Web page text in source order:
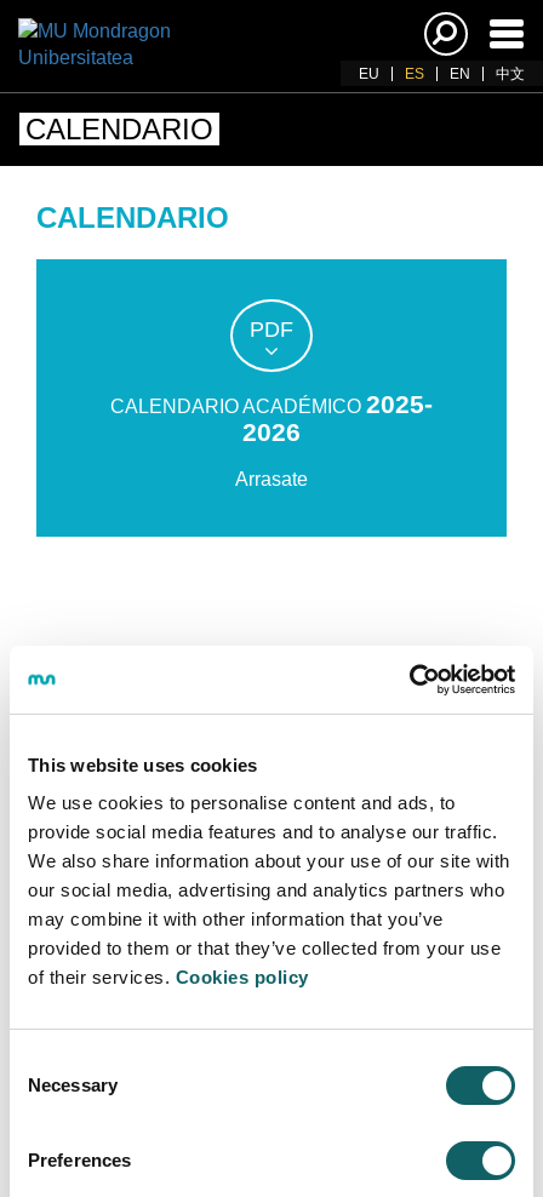
This website uses cookies
We use cookies to personalise content and ads, to
provide social media features and to analyse our traffic.
We also share information about your use of our site with
our social media, advertising and analytics partners who
may combine it with other information that you’ve
provided to them or that they’ve collected from your use
of their services. Cookies policy
Selection
Necessary
Preferences
EU ES EN 中文
CALENDARIO
CALENDARIO
PDF
CALENDARIO ACADÉMICO 2025-
2026
Arrasate
HORARIO Y TUTORÍAS
TURNO MAÑANA TARDE
Horario 8:00-13:00 13:30-18:30
El horario concreto de las asignaturas de los distintos
cursos podrás consultarlo en la intranet.
El horario amplio de presencia del profesorado
disponibilidad de los profesores para atender a las
dudas y consultas de los alumnos y alumnas previa